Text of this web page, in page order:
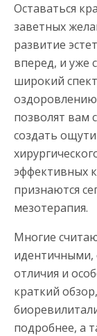
Оставаться
заветных
развитие
вперед, и уже
широкий
позволят вам
создать
эффективных
признаются
мезотерапия.
Многие
идентичными,
отличия и
краткий
подробнее, а